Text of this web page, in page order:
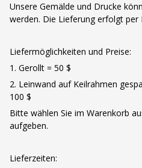
Unsere Gemälde und Drucke
werden. Die Lieferung erfolgt
Liefermöglichkeiten und Preise:
1. Gerollt = 50 $
2. Leinwand auf Keilrahmen
100 $
Bitte wählen Sie im Warenkorb
aufgeben.
Lieferzeiten: